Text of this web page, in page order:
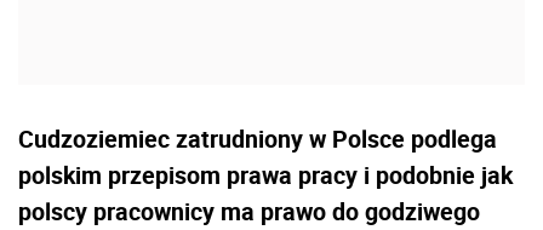
Cudzoziemiec zatrudniony w Polsce podlega
pol­skim przepisom prawa pracy i podobnie jak
polscy pracownicy ma prawo do godziwego